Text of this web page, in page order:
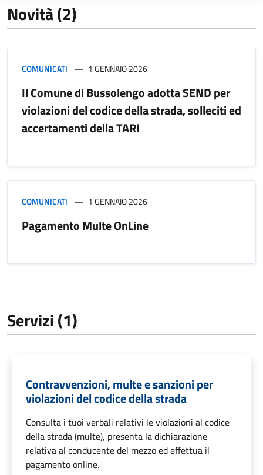
Novità (2)
COMUNICATI 1 GENNAIO 2026
Il Comune di Bussolengo adotta SEND per
violazioni del codice della strada, solleciti ed
accertamenti della TARI
COMUNICATI 1 GENNAIO 2026
Pagamento Multe OnLine
Servizi (1)
Contravvenzioni, multe e sanzioni per
violazioni del codice della strada
Consulta i tuoi verbali relativi le violazioni al codice
della strada (multe), presenta la dichiarazione
relativa al conducente del mezzo ed effettua il
pagamento online.